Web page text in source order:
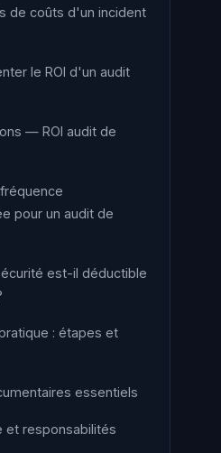
de coûts d'un incident
le ROI d'un audit
— ROI audit de
pour un audit de
est-il déductible
: étapes et
essentiels
et responsabilités